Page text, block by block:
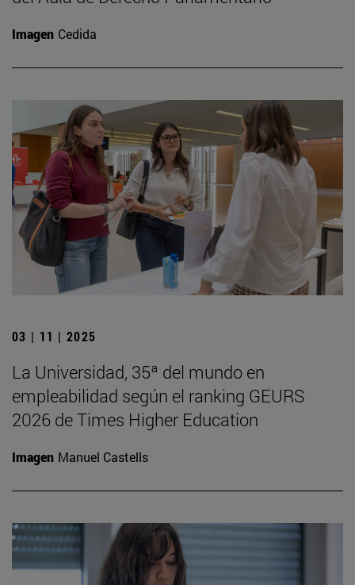
Imagen Cedida
03 | 11 | 2025
La Universidad, 35ª del mundo en
empleabilidad según el ranking GEURS
2026 de Times Higher Education
Imagen Manuel Castells